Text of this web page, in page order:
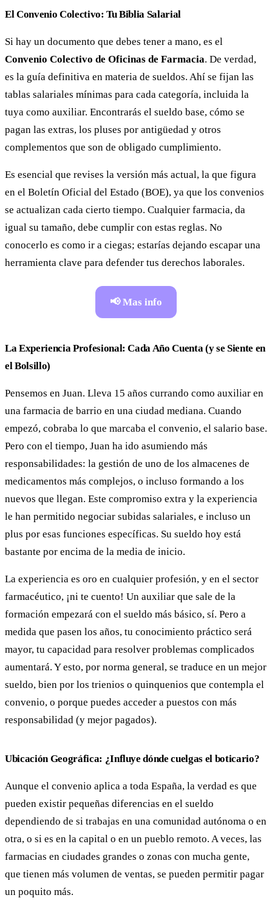
El Convenio Colectivo: Tu Biblia Salarial
Si hay un documento que debes tener a mano, es el
Convenio Colectivo de Oficinas de Farmacia. De verdad,
es la guía definitiva en materia de sueldos. Ahí se fijan las
tablas salariales mínimas para cada categoría, incluida la
tuya como auxiliar. Encontrarás el sueldo base, cómo se
pagan las extras, los pluses por antigüedad y otros
complementos que son de obligado cumplimiento.
Es esencial que revises la versión más actual, la que figura
en el Boletín Oficial del Estado (BOE), ya que los convenios
se actualizan cada cierto tiempo. Cualquier farmacia, da
igual su tamaño, debe cumplir con estas reglas. No
conocerlo es como ir a ciegas; estarías dejando escapar una
herramienta clave para defender tus derechos laborales.
📢 Mas info
La Experiencia Profesional: Cada Año Cuenta (y se Siente en
el Bolsillo)
Pensemos en Juan. Lleva 15 años currando como auxiliar en
una farmacia de barrio en una ciudad mediana. Cuando
empezó, cobraba lo que marcaba el convenio, el salario base.
Pero con el tiempo, Juan ha ido asumiendo más
responsabilidades: la gestión de uno de los almacenes de
medicamentos más complejos, o incluso formando a los
nuevos que llegan. Este compromiso extra y la experiencia
le han permitido negociar subidas salariales, e incluso un
plus por esas funciones específicas. Su sueldo hoy está
bastante por encima de la media de inicio.
La experiencia es oro en cualquier profesión, y en el sector
farmacéutico, ¡ni te cuento! Un auxiliar que sale de la
formación empezará con el sueldo más básico, sí. Pero a
medida que pasen los años, tu conocimiento práctico será
mayor, tu capacidad para resolver problemas complicados
aumentará. Y esto, por norma general, se traduce en un mejor
sueldo, bien por los trienios o quinquenios que contempla el
convenio, o porque puedes acceder a puestos con más
responsabilidad (y mejor pagados).
Ubicación Geográfica: ¿Influye dónde cuelgas el boticario?
Aunque el convenio aplica a toda España, la verdad es que
pueden existir pequeñas diferencias en el sueldo
dependiendo de si trabajas en una comunidad autónoma o en
otra, o si es en la capital o en un pueblo remoto. A veces, las
farmacias en ciudades grandes o zonas con mucha gente,
que tienen más volumen de ventas, se pueden permitir pagar
un poquito más.